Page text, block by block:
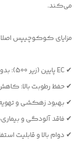
می‌کند.
مزایای کوکوچیپس
✔ EC پایین (زیر 500): بدون شوری و مناسب برای تمامی گیاهان
✔ حفظ رطوبت بالا: کاهش
✔ بهبود زهکشی و
✔ فاقد آلودگی و
✔ دوام بالا و قابلیت